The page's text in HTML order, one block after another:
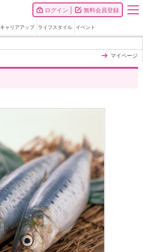
ログイン 無料会員登録
キャリアアップ ライフスタイル イベント
マイページ